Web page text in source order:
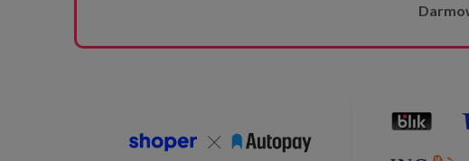
sprawna obsługa